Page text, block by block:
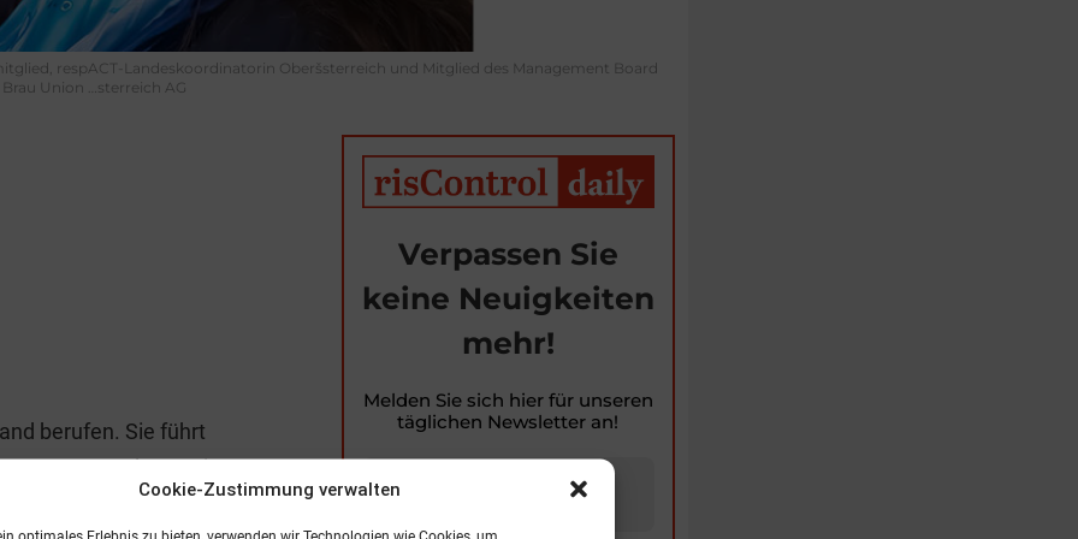
Cookie-Zustimmung verwalten
respACT-Landeskoordinatorin Oberšsterreich und Mitglied des Management Board
Brau Union …sterreich AG
berufen. Sie führt
Landesvorsitz
Global Compact
Verpassen Sie
keine Neuigkeiten
mehr!
Melden Sie sich hier für unseren
täglichen Newsletter an!